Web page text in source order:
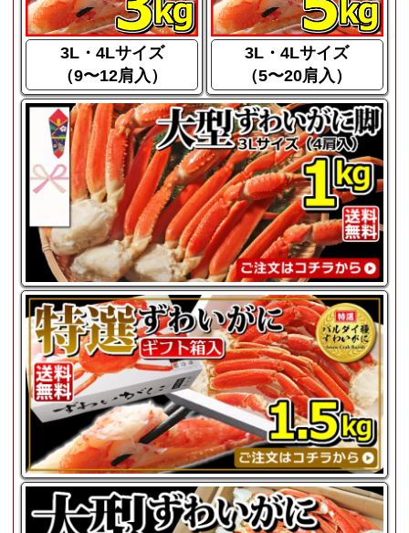
3L・4Lサイズ
（9〜12肩入）
3L・4Lサイズ
（5〜20肩入）